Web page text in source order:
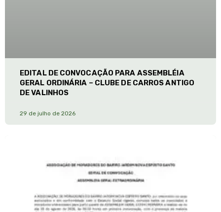
EDITAL DE CONVOCAÇÃO PARA ASSEMBLÉIA
GERAL ORDINÁRIA – CLUBE DE CARROS ANTIGO
DE VALINHOS
29 de julho de 2026